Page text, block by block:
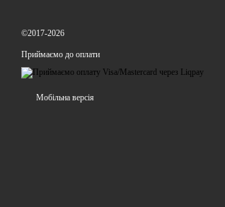
©2017-2026
Приймаємо до оплати
Мобільна версія